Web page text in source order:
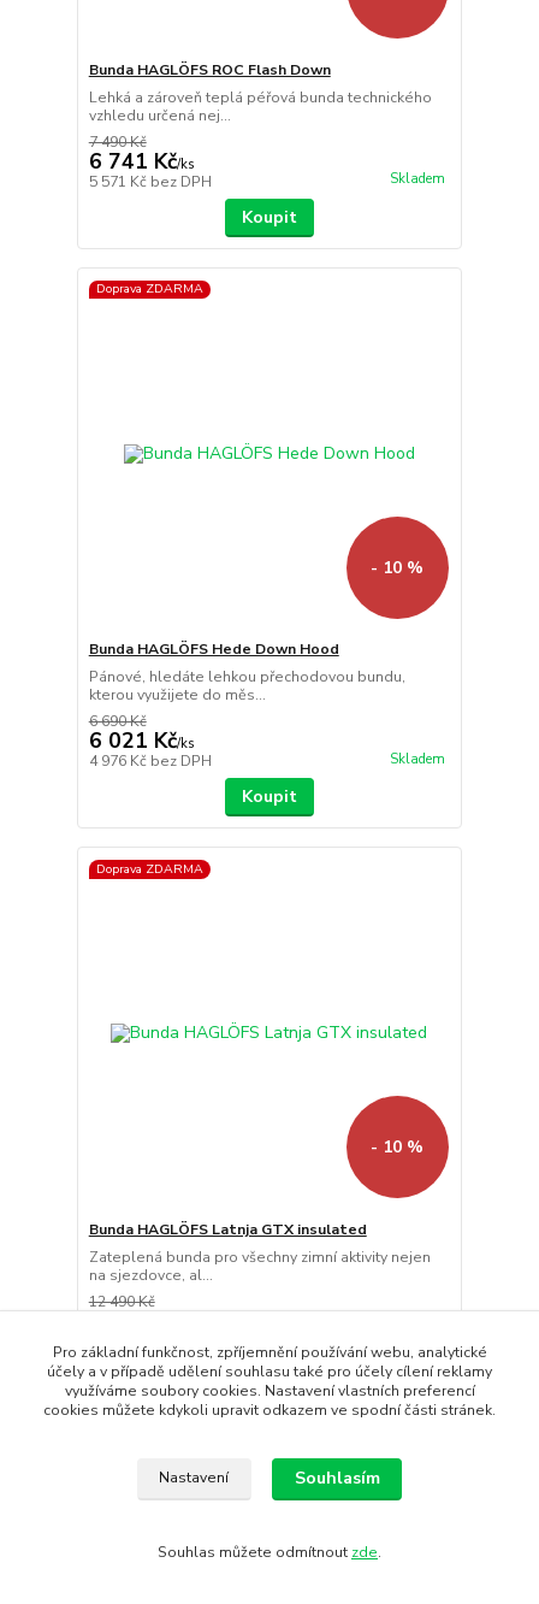
Bunda HAGLÖFS ROC Flash Down
Lehká a zároveň teplá péřová bunda technického
vzhledu určená nej...
7 490 Kč
6 741 Kč/ks
5 571 Kč bez DPH Skladem
Koupit
Doprava ZDARMA
- 10 %
Bunda HAGLÖFS Hede Down Hood
Pánové, hledáte lehkou přechodovou bundu,
kterou využijete do měs...
6 690 Kč
6 021 Kč/ks
4 976 Kč bez DPH Skladem
Koupit
Doprava ZDARMA
- 10 %
Bunda HAGLÖFS Latnja GTX insulated
Zateplená bunda pro všechny zimní aktivity nejen
na sjezdovce, al...
12 490 Kč
11 241 Kč
bez DPH
Koupit
Pro základní funkčnost, zpříjemnění používání webu, analytické
účely a v případě udělení souhlasu také pro účely cílení reklamy
využíváme soubory cookies. Nastavení vlastních preferencí
cookies můžete kdykoli upravit odkazem ve spodní části stránek.
Nastavení Souhlasím
Souhlas můžete odmítnout zde.